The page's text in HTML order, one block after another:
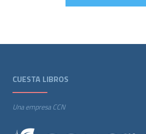
CUESTA LIBROS
Una empresa CCN